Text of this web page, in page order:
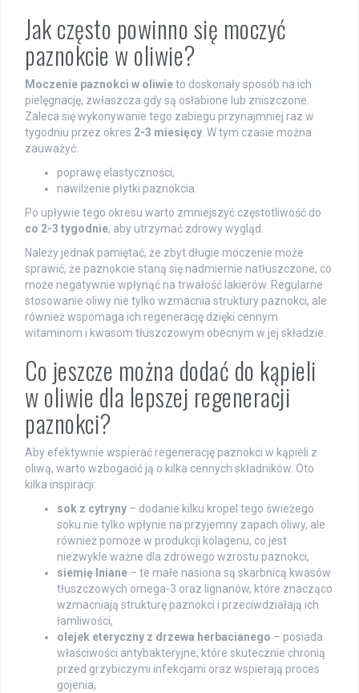
Jak często powinno się moczyć
paznokcie w oliwie?
Moczenie paznokci w oliwieto doskonały sposób na ich
pielęgnację, zwłaszcza gdy są osłabione lub zniszczone.
Zaleca się wykonywanie tego zabiegu przynajmniej raz w
tygodniu przez okres 2-3 miesięcy . W tym czasie można
zauważyć:
poprawę elastyczności,
nawilżenie płytki paznokcia.
Po upływie tego okresu warto zmniejszyć częstotliwość do
co 2-3 tygodnie, aby utrzymać zdrowy wygląd.
Należy jednak pamiętać, że zbyt długie moczenie może
sprawić, że paznokcie staną się nadmiernie natłuszczone, co
może negatywnie wpłynąć na trwałość lakierów. Regularne
stosowanie oliwy nie tylko wzmacnia struktury paznokci, ale
również wspomaga ich regenerację dzięki cennym
witaminom i kwasom tłuszczowym obecnym w jej składzie.
Co jeszcze można dodać do kąpieli
w oliwie dla lepszej regeneracji
paznokci?
Aby efektywnie wspierać regenerację paznokci w kąpieli z
oliwą, warto wzbogacić ją o kilka cennych składników. Oto
kilka inspiracji:
sok z cytryny – dodanie kilku kropel tego świeżego
soku nie tylko wpłynie na przyjemny zapach oliwy, ale
również pomoże w produkcji kolagenu, co jest
niezwykle ważne dla zdrowego wzrostu paznokci,
siemię lniane – te małe nasiona są skarbnicą kwasów
tłuszczowych omega-3 oraz lignanów, które znacząco
wzmacniają strukturę paznokci i przeciwdziałają ich
łamliwości,
olejek eteryczny z drzewa herbacianego – posiada
właściwości antybakteryjne, które skutecznie chronią
przed grzybiczymi infekcjami oraz wspierają proces
gojenia,